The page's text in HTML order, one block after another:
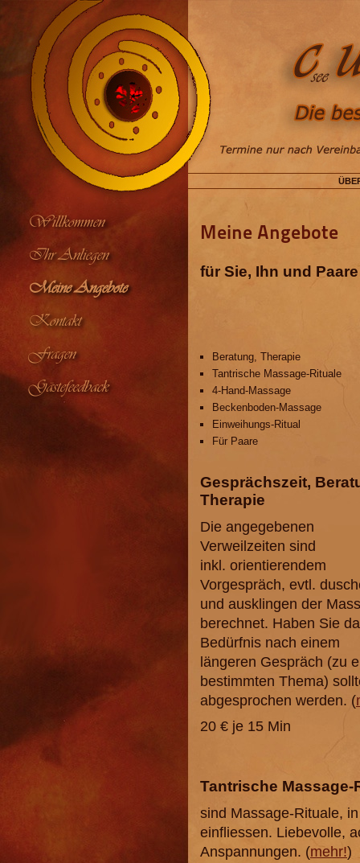
Willkommen
Ihr Anliegen
Meine Angebote
Kontakt
Fragen
Gästefeedback
Meine Angebote
für Sie, Ihn und Paare
Beratung, Therapie
Tantrische Massage-Rituale
4-Hand-Massage
Beckenboden-Massage
Einweihungs-Ritual
Für Paare
Gesprächszeit,
Therapie
Die angegebenen
Verweilzeiten sind
inkl. orientierendem
Vorgespräch, evtl.
und ausklingen der
berechnet. Haben Sie
Bedürfnis nach einem
längeren Gespräch (zu
bestimmten Thema)
abgesprochen werden. (
20 € je 15 Min
Tantrische Massage-
sind Massage-Rituale,
einfliessen. Liebevolle,
Anspannungen. (mehr!)